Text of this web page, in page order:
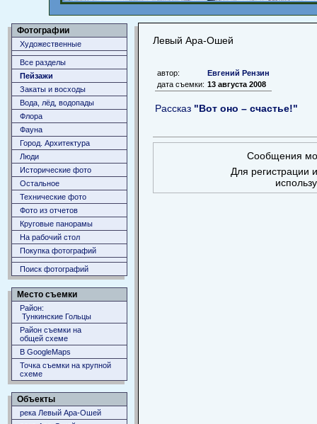
Фотографии
Художественные
Все разделы
Пейзажи
Закаты и восходы
Вода, лёд, водопады
Флора
Фауна
Город. Архитектура
Люди
Исторические фото
Остальное
Технические фото
Фото из отчетов
Круговые панорамы
На рабочий стол
Покупка фотографий
Поиск фотографий
Место съемки
Район:
Тункинские Гольцы
Район съемки на
общей схеме
В GoogleMaps
Точка съемки на крупной
схеме
Объекты
река Левый Ара-Ошей
Левый Ара-Ошей
автор:
Евгений Рензин
дата съемки: 13 августа 2008
Рассказ "Вот оно – счастье!"
Сообщения
Для регистрации